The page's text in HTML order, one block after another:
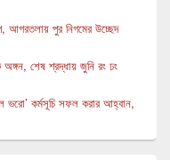
আগরতলায় পুর নিগমের উচ্ছেদ
শেষ শ্রদ্ধায় জুনি রং ঢং
ভরো’ কর্মসূচি সফল করার আহ্বান,